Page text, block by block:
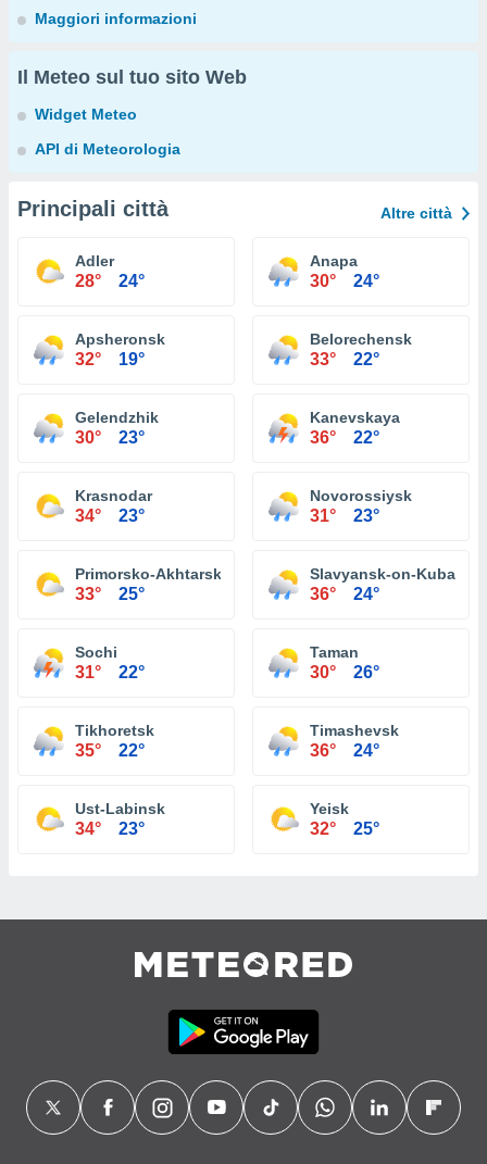
Maggiori informazioni
Il Meteo sul tuo sito Web
Widget Meteo
API di Meteorologia
Principali città Altre città
Adler
28° 24°
Anapa
30° 24°
Apsheronsk
32° 19°
Belorechensk
33° 22°
Gelendzhik
30° 23°
Kanevskaya
36° 22°
Krasnodar
34° 23°
Novorossiysk
31° 23°
Primorsko-Akhtarsk
33° 25°
Slavyansk-on-Kuban
36° 24°
Sochi
31° 22°
Taman
30° 26°
Tikhoretsk
35° 22°
Timashevsk
36° 24°
Ust-Labinsk
34° 23°
Yeisk
32° 25°